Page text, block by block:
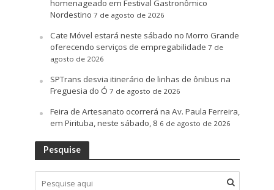
homenageado em Festival Gastronômico
Nordestino 7 de agosto de 2026
Cate Móvel estará neste sábado no Morro Grande
oferecendo serviços de empregabilidade 7 de
agosto de 2026
SPTrans desvia itinerário de linhas de ônibus na
Freguesia do Ó 7 de agosto de 2026
Feira de Artesanato ocorrerá na Av. Paula Ferreira,
em Pirituba, neste sábado, 8 6 de agosto de 2026
Pesquise